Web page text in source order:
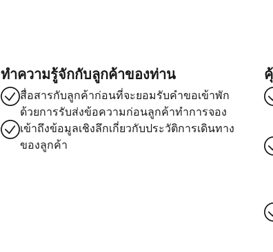
ทำความรู้จักกับลูกค้าของท่าน
สื่อสารกับลูกค้าก่อนที่จะยอมรับคำขอเข้าพัก
ด้วยการรับส่งข้อความก่อนลูกค้าทำการจอง
เข้าถึงข้อมูลเชิงลึกเกี่ยวกับประวัติการเดินทาง
ของลูกค้า